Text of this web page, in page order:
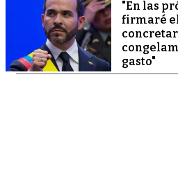
"En las
firmaré
gasto"